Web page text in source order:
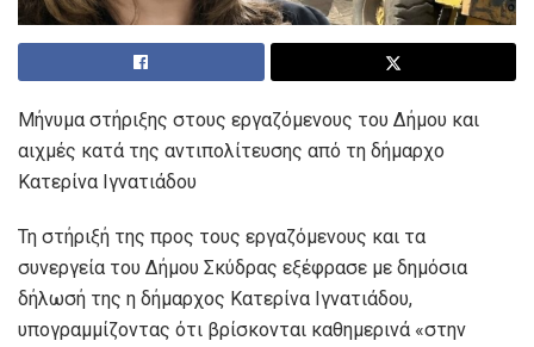
Μήνυμα στήριξης στους εργαζόμενους του Δήμου και
αιχμές κατά της αντιπολίτευσης από τη δήμαρχο
Κατερίνα Ιγνατιάδου
Τη στήριξή της προς τους εργαζόμενους και τα
συνεργεία του Δήμου Σκύδρας εξέφρασε με δημόσια
δήλωσή της η δήμαρχος Κατερίνα Ιγνατιάδου,
υπογραμμίζοντας ότι βρίσκονται καθημερινά «στην